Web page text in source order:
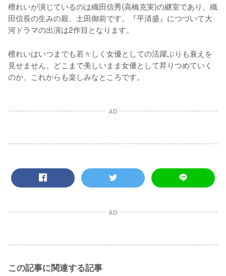
檀れいが演じているのは織田信秀(高橋克実)の継室であり、織
田信長の生みの親、土田御前です。『平清盛』につづいて大
河ドラマの出演は2作目となります。
檀れいはいつまでも若々しく女優としての活躍ぶりも衰えを
見せません。どこまで美しいまま女優として昇りつめていく
のか、これからも楽しみなところです。
AD
AD
この記事に関連する記事